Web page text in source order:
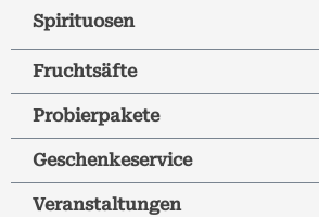
Spirituosen
Fruchtsäfte
Probierpakete
Geschenkeservice
Veranstaltungen